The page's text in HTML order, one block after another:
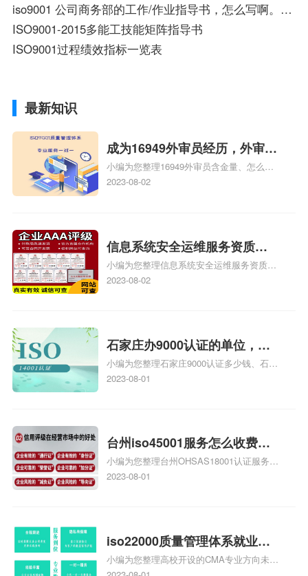
iso9001 公司商务部的工作/作业指导书，怎么写啊。谁有商务部的详细模板？谢谢啊
ISO9001-2015多能工技能矩阵指导书
ISO9001过程绩效指标一览表
最新知识
成为16949外审员经历，外审员
16949
小编为您整理16949外审员含金量、怎么才
能成为注册的TS16949:2009的外审员、我
2023-08-02
信息系统安全运维服务资质二
级费用，信息系统安全运维服
务资质二级
小编为您整理信息系统安全运维服务资质认
证证书机构有哪些、安全运维服务资质的费
体系认证知识，详情可查看下方正文！
2023-08-02
石家庄办9000认证的单位，石
家庄9000认证的公司
小编为您整理石家庄9000认证多少钱、石家
庄9000认证价格多少钱、石家庄9000认证
2023-08-01
台州iso45001服务怎么收费，
台州iso45001认证服务怎么收
费
小编为您整理台州OHSAS18001认证服务中
心哪家收费便宜、台州ISO9000认证，哪个
标准是什么相关iso体系认证知识，详情可
查看下方正文！
2023-08-01
iso22000质量管理体系就业方
向，质量管理与认证就业方向
小编为您整理高校开设的CMA专业方向未来